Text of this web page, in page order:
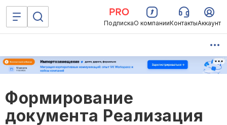
ПодпискаО компанииКонтактыАккаунт
Формирование
документа Реализация